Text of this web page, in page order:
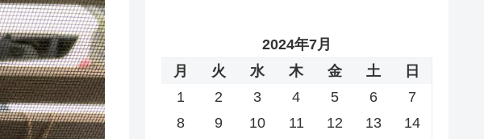
2024年7月
月
火 水 木 金 土
日
1
2 3 4 5 6
7
8
9 10 11 12 13
14